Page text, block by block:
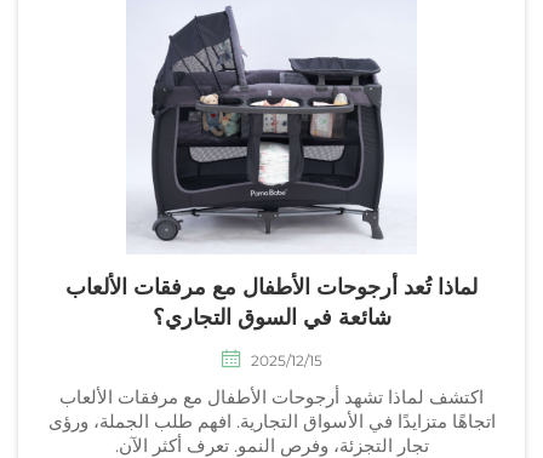
لماذا تُعد أرجوحات الأطفال مع مرفقات الألعاب
شائعة في السوق التجاري؟
2025/12/15
اكتشف لماذا تشهد أرجوحات الأطفال مع مرفقات الألعاب
اتجاهًا متزايدًا في الأسواق التجارية. افهم طلب الجملة، ورؤى
تجار التجزئة، وفرص النمو. تعرف أكثر الآن.